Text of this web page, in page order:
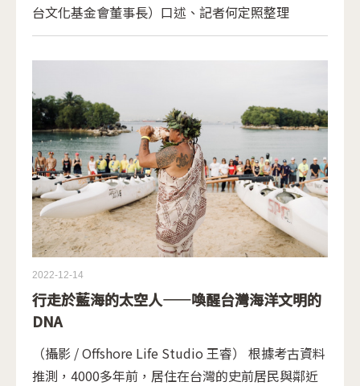
台文化基金會董事長）口述、記者何定照整理
2022-12-14
行走於藍海的太空人——喚醒台灣海洋文明的
DNA
（攝影 / Offshore Life Studio 王睿） 根據考古資料
推測，4000多年前，居住在台灣的史前居民與鄰近